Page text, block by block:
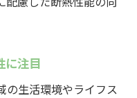
に注目
の生活環境やライフス